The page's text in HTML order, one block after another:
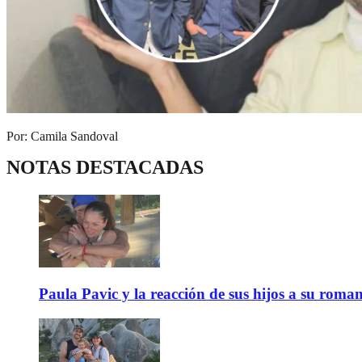
Por: Camila Sandoval
NOTAS DESTACADAS
Paula Pavic y la reacción de sus hijos a su